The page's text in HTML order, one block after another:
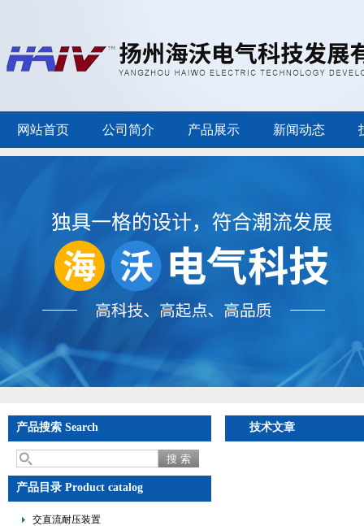
网站首页 公司简介 产品展示 新闻动态
产品搜索 Search
产品目录 Product catalog
交直流耐压装置
技术文章